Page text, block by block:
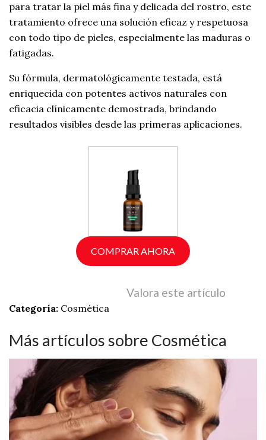
para tratar la piel más fina y delicada del rostro, este
tratamiento ofrece una solución eficaz y respetuosa
con todo tipo de pieles, especialmente las maduras o
fatigadas.
Su fórmula, dermatológicamente testada, está
enriquecida con potentes activos naturales con
eficacia clínicamente demostrada, brindando
resultados visibles desde las primeras aplicaciones.
COMPRAR AHORA
Valora este artículo
Categoría: Cosmética
Más artículos sobre Cosmética